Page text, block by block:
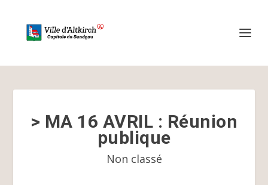
> MA 16 AVRIL : Réunion
publique
Non classé